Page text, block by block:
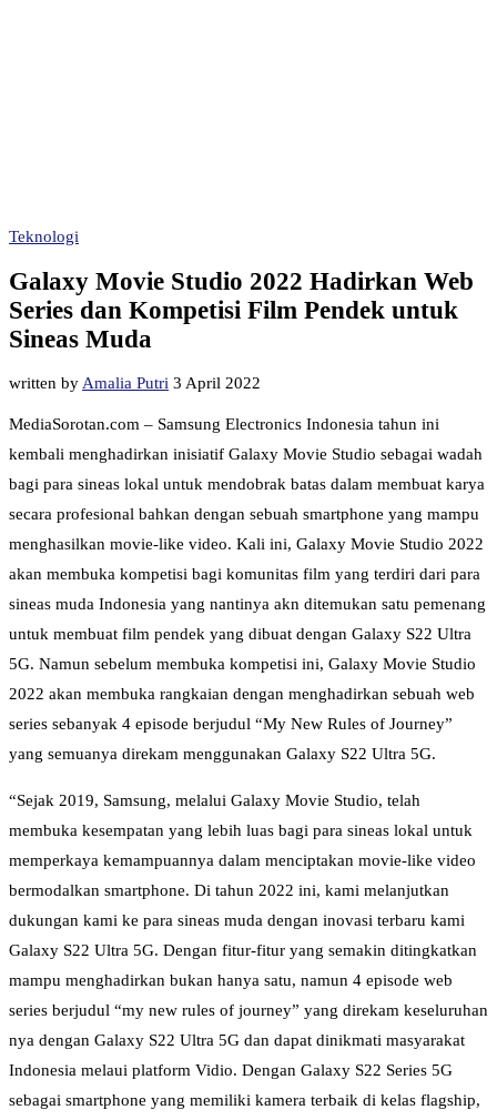
Teknologi
Galaxy Movie Studio 2022 Hadirkan Web
Series dan Kompetisi Film Pendek untuk
Sineas Muda
written byAmalia Putri 3 April 2022
MediaSorotan.com – Samsung Electronics Indonesia tahun ini
kembali menghadirkan inisiatif Galaxy Movie Studio sebagai wadah
bagi para sineas lokal untuk mendobrak batas dalam membuat karya
secara profesional bahkan dengan sebuah smartphone yang mampu
menghasilkan movie-like video. Kali ini, Galaxy Movie Studio 2022
akan membuka kompetisi bagi komunitas film yang terdiri dari para
sineas muda Indonesia yang nantinya akn ditemukan satu pemenang
untuk membuat film pendek yang dibuat dengan Galaxy S22 Ultra
5G. Namun sebelum membuka kompetisi ini, Galaxy Movie Studio
2022 akan membuka rangkaian dengan menghadirkan sebuah web
series sebanyak 4 episode berjudul “My New Rules of Journey”
yang semuanya direkam menggunakan Galaxy S22 Ultra 5G.
“Sejak 2019, Samsung, melalui Galaxy Movie Studio, telah
membuka kesempatan yang lebih luas bagi para sineas lokal untuk
memperkaya kemampuannya dalam menciptakan movie-like video
bermodalkan smartphone. Di tahun 2022 ini, kami melanjutkan
dukungan kami ke para sineas muda dengan inovasi terbaru kami
Galaxy S22 Ultra 5G. Dengan fitur-fitur yang semakin ditingkatkan
mampu menghadirkan bukan hanya satu, namun 4 episode web
series berjudul “my new rules of journey” yang direkam keseluruhan
nya dengan Galaxy S22 Ultra 5G dan dapat dinikmati masyarakat
Indonesia melaui platform Vidio. Dengan Galaxy S22 Series 5G
sebagai smartphone yang memiliki kamera terbaik di kelas flagship,